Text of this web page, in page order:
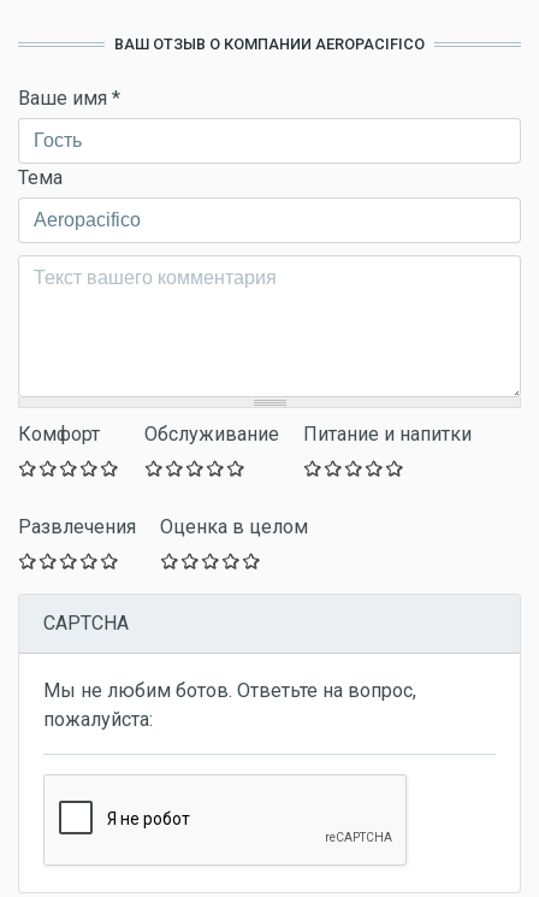
ВАШ ОТЗЫВ О КОМПАНИИ AEROPACIFICO
Ваше имя *
Тема
Комментарий*
Комфорт Обслуживание Питание и напитки
Развлечения Оценка в целом
CAPTCHA
Мы не любим ботов. Ответьте на вопрос,
пожалуйста: